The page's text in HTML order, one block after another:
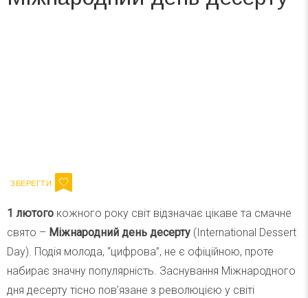
1 лютого кожного року світ відзначає цікаве та смачне
свято – Міжнародний день десерту (International Dessert
Day). Подія молода, “цифрова”, не є офіційною, проте
набирає значну популярність. Заснування Міжнародного
дня десерту тісно пов’язане з революцією у світі